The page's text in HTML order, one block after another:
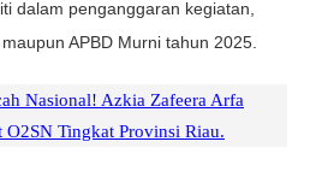
dalam penganggaran kegiatan,
APBD Murni tahun 2025.
Nasional! Azkia Zafeera Arfa
O2SN Tingkat Provinsi Riau.